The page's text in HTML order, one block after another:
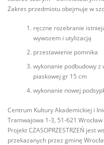
Zakres przedmiotu obejmuje w
ręczne rozebranie
wywozem i utylizacją
przestawienie pomnika
wykonanie podbudowy
piaskowej gr 15 cm
wykonanie nowej
Centrum Kultury Akademickiej i
Tramwajowa 1-3, 51-621 Wrocław
Projekt CZASOPRZESTRZEŃ jest
przekazanych przez gminę